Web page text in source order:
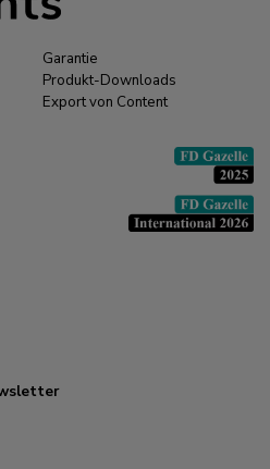
Garantie
Produkt-Downloads
Export von Content